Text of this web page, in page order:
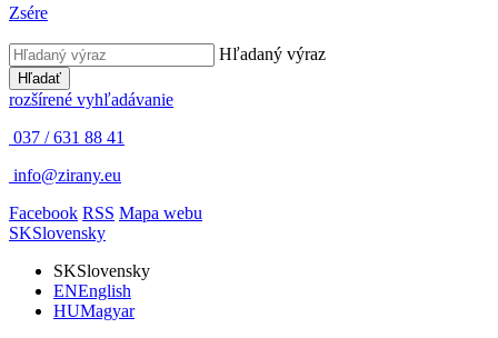
Zsére
Hľadaný výraz
Hľadať
rozšírené vyhľadávanie
037 / 631 88 41
info@zirany.eu
Facebook RSS Mapa webu
SKSlovensky
SKSlovensky
ENEnglish
HUMagyar